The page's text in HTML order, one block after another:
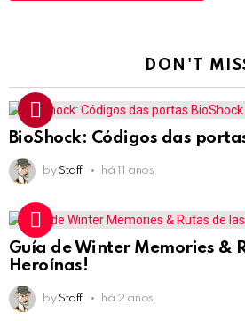
DON'T
BioShock: Códigos das
by Staff há 11 anos
Guía de Winter Memories &
Heroínas!
by Staff há 2 anos